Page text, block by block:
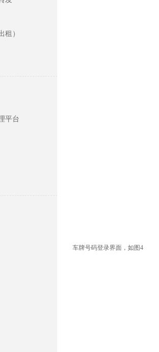
租）
平台
车牌号码登录界面，如图4